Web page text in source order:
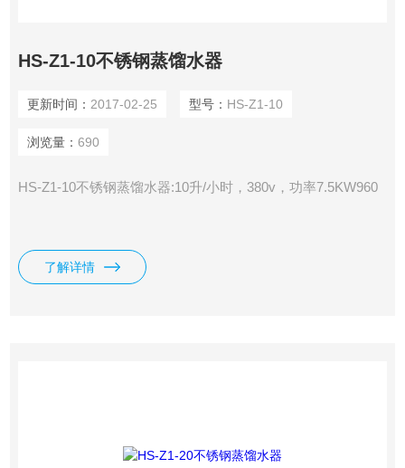
HS-Z1-10不锈钢蒸馏水器
更新时间： 2017-02-25 型号： HS-Z1-10
浏览量： 690
HS-Z1-10不锈钢蒸馏水器:10升/小时，380v，功率7.5KW960
了解详情